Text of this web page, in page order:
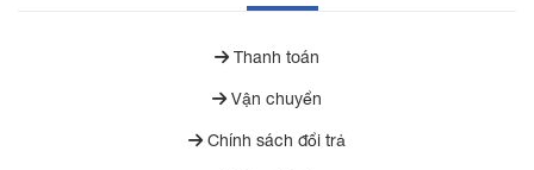
Thanh toán
Vận chuyển
Chính sách đổi trả